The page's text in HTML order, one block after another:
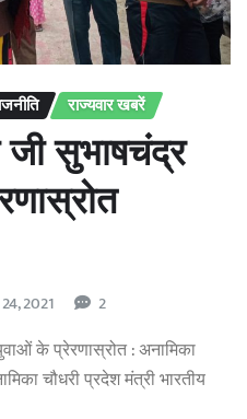
राज्यवार खबरें
सुभाषचंद्र
2021 2
के प्रेरणास्रोत : अनामिका
चौधरी प्रदेश मंत्री भारतीय